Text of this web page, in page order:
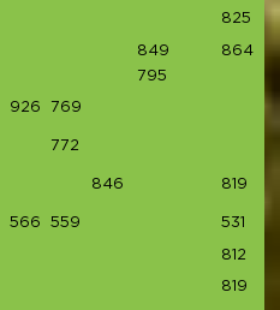
825
849 864
795
926 769
772
846 819
566 559 531
812
819